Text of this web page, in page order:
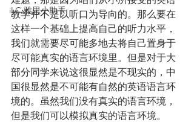
iLC 雅思小助手
教学并不是以听口为导向的。那么要在
这样一个基础上提高自己的听力水平，
我们就需要尽可能多地去将自己置身于
尽可能真实的语言环境里。但是对于大
部分同学来说这很显然是不现实的，中
国很显然是不可能有自然的英语语言环
境的。虽然我们没有真实的语言环境，
但是我们可以模拟真实的语言环境。